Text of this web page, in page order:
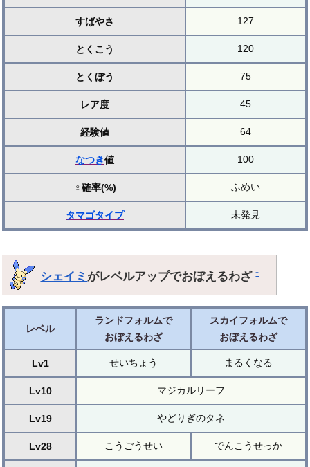
すばやさ 127
とくこう 120
とくぼう 75
レア度 45
経験値 64
なつき値 100
♀確率(%) ふめい
タマゴタイプ 未発見
シェイミがレベルアップでおぼえるわざ†
レベル
ランドフォルムで
おぼえるわざ
スカイフォルムで
おぼえるわざ
Lv1 せいちょう まるくなる
Lv10 マジカルリーフ
Lv19 やどりぎのタネ
Lv28 こうごうせい でんこうせっか